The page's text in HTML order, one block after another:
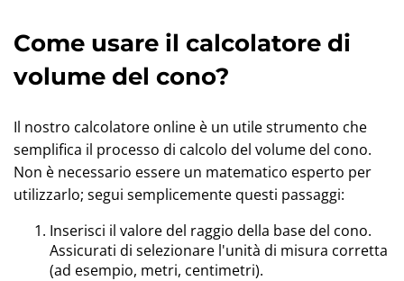
Come usare il calcolatore di
volume del cono?
Il nostro calcolatore online è un utile strumento che
semplifica il processo di calcolo del volume del cono.
Non è necessario essere un matematico esperto per
utilizzarlo; segui semplicemente questi passaggi:
Inserisci il valore del raggio della base del cono.
Assicurati di selezionare l'unità di misura corretta
(ad esempio, metri, centimetri).